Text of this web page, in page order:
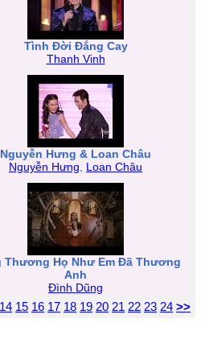
Tình Đời Đắng Cay
Thanh Vinh
Nguyễn Hưng & Loan Châu
Nguyễn Hưng
Loan Châu
Thương Họ Như Em Đã Thương
Anh
Đình Dũng
14 15 16 17 18 19 20 21 22 23 24 >>